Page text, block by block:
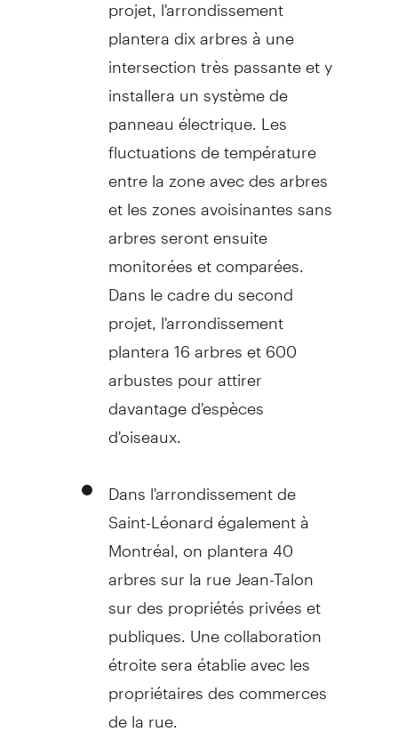
plantera dix arbres à une
intersection très passante et y
installera un système de
panneau électrique. Les
fluctuations de température
entre la zone avec des arbres
et les zones avoisinantes sans
arbres seront ensuite
monitorées et comparées.
Dans le cadre du second
projet, l'arrondissement
plantera 16 arbres et 600
arbustes pour attirer
davantage d'espèces
d'oiseaux.
Dans l'arrondissement de
Saint-Léonard également à
Montréal, on plantera 40
arbres sur la rue Jean-Talon
sur des propriétés privées et
publiques. Une collaboration
étroite sera établie avec les
propriétaires des commerces
de la rue.